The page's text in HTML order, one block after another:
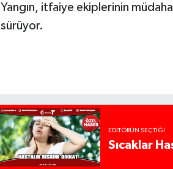
Yangın, itfaiye ekiplerinin
sürüyor.
EDITÖRÜN SEÇTIĞI
Sıcaklar